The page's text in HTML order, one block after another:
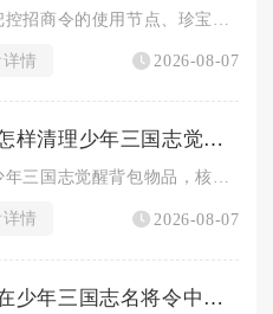
情 2026-08-07
应该怎样清理少年三国志觉醒背包中的物品
清理少年三国志觉醒背包物品，核心流程为先筛选道具品级划分留存...
情 2026-08-07
曹仁在少年三国志名将令中的阵容怎么安排